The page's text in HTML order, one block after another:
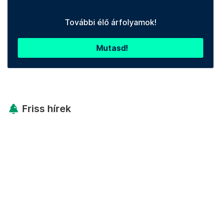
További élő árfolyamok!
Mutasd!
Friss hírek